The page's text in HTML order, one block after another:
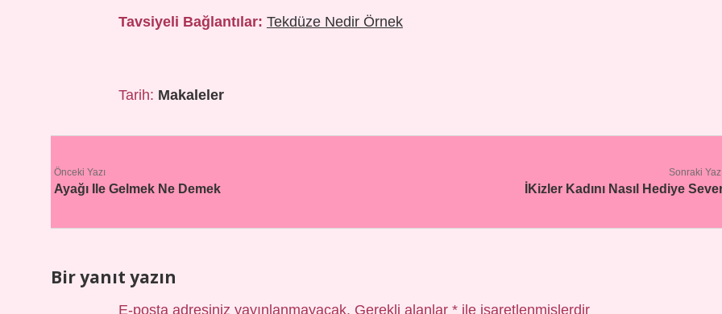
Tavsiyeli Bağlantılar: Tekdüze Nedir Örnek
Tarih: Makaleler
Önceki Yazı
Ayağı Ile Gelmek Ne Demek
Sonraki
İKizler Kadını Nasıl Hediye
Bir yanıt yazın
E-posta adresiniz yayınlanmayacak. Gerekli alanlar *ile işaretlenmişlerdir